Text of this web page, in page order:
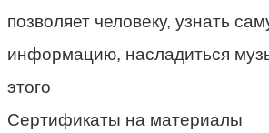
позволяет человеку, узнать
информацию, насладиться
этого
Сертификаты на материалы